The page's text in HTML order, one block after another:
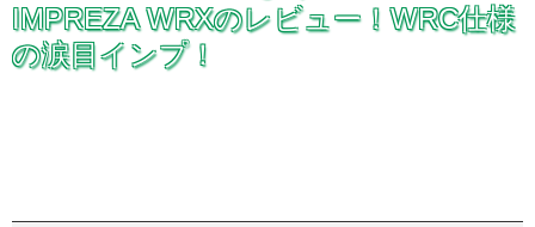
IMPREZA WRXのレビュー！WRC仕様
の涙目インプ！